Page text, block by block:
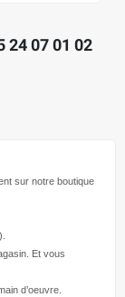
24 07 01 02
sur notre boutique
Et vous
d’oeuvre